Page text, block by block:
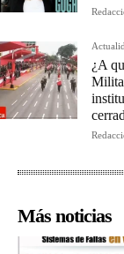
¿A
Más noticias